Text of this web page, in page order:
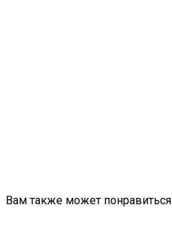
Вам также может понравиться